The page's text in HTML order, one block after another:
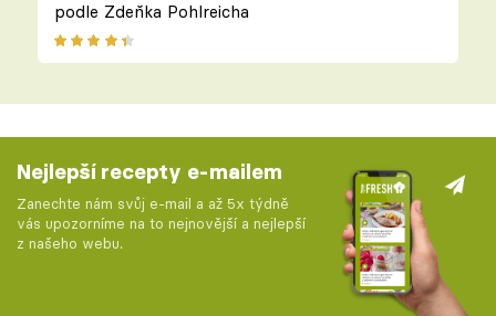
podle Zdeňka Pohlreicha
Nejlepší recepty e-mailem
Zanechte nám svůj e-mail a až 5x týdně
vás upozorníme na to nejnovější a nejlepší
z našeho webu.